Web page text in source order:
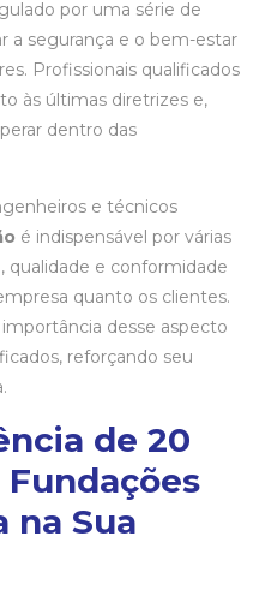
por uma série de
a segurança e o bem-estar
Profissionais qualificados
às últimas diretrizes e,
dentro das
e técnicos
é indispensável por várias
qualidade e conformidade
quanto os clientes.
desse aspecto
reforçando seu
de 20
na Sua